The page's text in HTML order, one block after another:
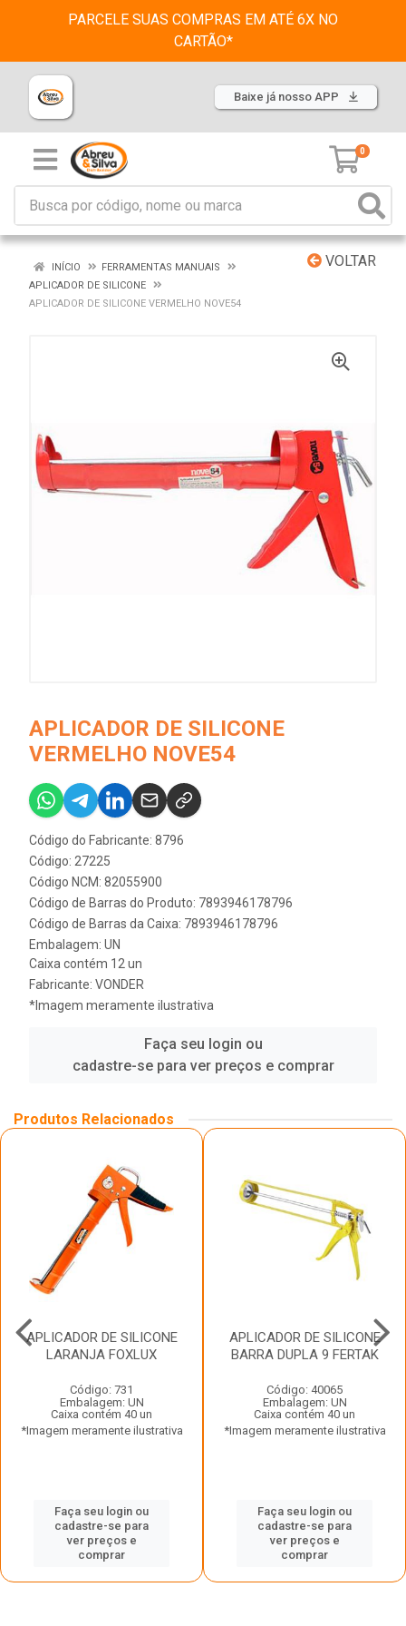
PARCELE SUAS COMPRAS EM ATÉ 6X NO
CARTÃO*
Baixe já nosso APP
0
VOLTAR
INÍCIO
FERRAMENTAS MANUAIS
APLICADOR DE SILICONE
APLICADOR DE SILICONE VERMELHO NOVE54
APLICADOR DE SILICONE
VERMELHO NOVE54
Código do Fabricante: 8796
Código: 27225
Código NCM: 82055900
Código de Barras do Produto: 7893946178796
Código de Barras da Caixa: 7893946178796
Embalagem: UN
Caixa contém 12 un
Fabricante: VONDER
*Imagem meramente ilustrativa
Faça seu login ou
cadastre-se para ver preços e comprar
Produtos Relacionados
APLICADOR DE SILICONE
LARANJA FOXLUX
Código: 731
Embalagem: UN
Caixa contém 40 un
*Imagem meramente ilustrativa
Faça seu login ou
cadastre-se para
ver preços e
comprar
APLICADOR DE SILICONE
BARRA DUPLA 9 FERTAK
Código: 40065
Embalagem: UN
Caixa contém 40 un
*Imagem meramente ilustrativa
Faça seu login ou
cadastre-se para
ver preços e
comprar